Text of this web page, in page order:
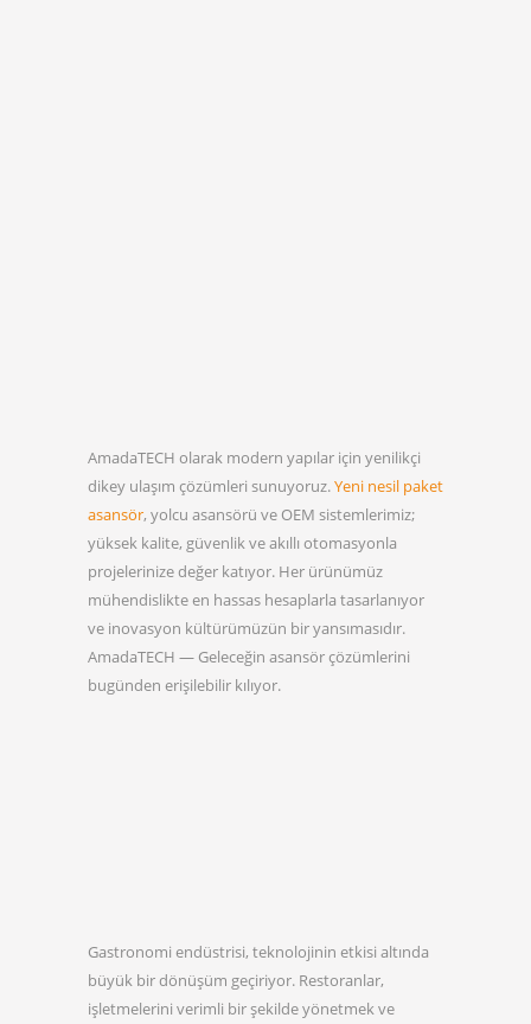
AmadaTECH olarak modern yapılar için yenilikçi
dikey ulaşım çözümleri sunuyoruz.Yeni nesil paket
asansör, yolcu asansörü ve OEM sistemlerimiz;
yüksek kalite, güvenlik ve akıllı otomasyonla
projelerinize değer katıyor. Her ürünümüz
mühendislikte en hassas hesaplarla tasarlanıyor
ve inovasyon kültürümüzün bir yansımasıdır.
AmadaTECH — Geleceğin asansör çözümlerini
bugünden erişilebilir kılıyor.
Gastronomi endüstrisi, teknolojinin etkisi altında
büyük bir dönüşüm geçiriyor. Restoranlar,
işletmelerini verimli bir şekilde yönetmek ve